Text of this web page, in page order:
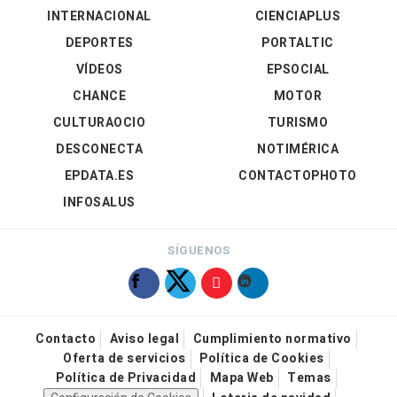
INTERNACIONAL
DEPORTES
VÍDEOS
CIENCIAPLUS
PORTALTIC
EPSOCIAL
CHANCE
CULTURAOCIO
DESCONECTA
EPDATA.ES
INFOSALUS
MOTOR
TURISMO
NOTIMÉRICA
CONTACTOPHOTO
SÍGUENOS
Contacto Aviso legal
Cumplimiento normativo
Oferta de servicios
Política de Cookies
Política de Privacidad
Mapa Web
Temas